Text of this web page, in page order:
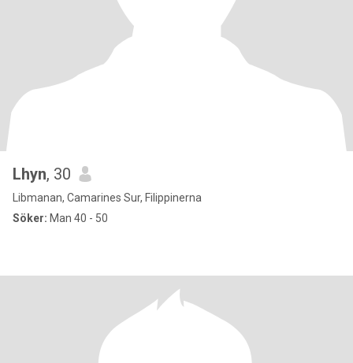
Lhyn, 30
Libmanan, Camarines Sur, Filippinerna
Söker: Man 40 - 50